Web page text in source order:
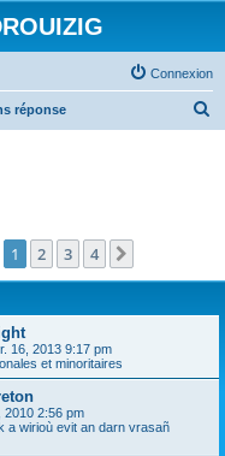
Connexion
réponse
c
1 2 3 4
16, 2013 9:17 pm
et minoritaires
2010 2:56 pm
a wirioù evit an darn vrasañ